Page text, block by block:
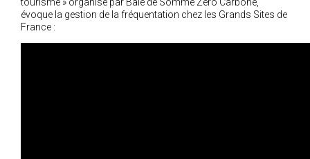
évoque la gestion de la fréquentation chez les Grands Sites de
France :